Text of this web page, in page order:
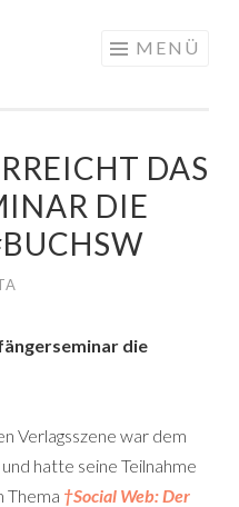
MENÜ
DAS
DIE
die
Verlagsszene war dem
hatte seine Teilnahme
Thema †Social Web: Der